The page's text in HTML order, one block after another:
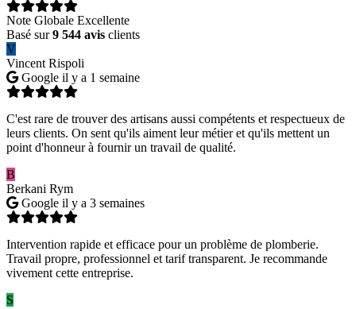
Note Globale Excellente
Basé sur9 544 avis clients
V
Vincent Rispoli
Google il y a 1 semaine
C'est rare de trouver des artisans aussi compétents et respectueux de
leurs clients. On sent qu'ils aiment leur métier et qu'ils mettent un
point d'honneur à fournir un travail de qualité.
B
Berkani Rym
Google il y a 3 semaines
Intervention rapide et efficace pour un problème de plomberie.
Travail propre, professionnel et tarif transparent. Je recommande
vivement cette entreprise.
S